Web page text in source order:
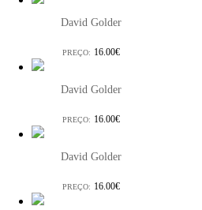
David Golder
PREÇO: 16.00€
David Golder
PREÇO: 16.00€
David Golder
PREÇO: 16.00€